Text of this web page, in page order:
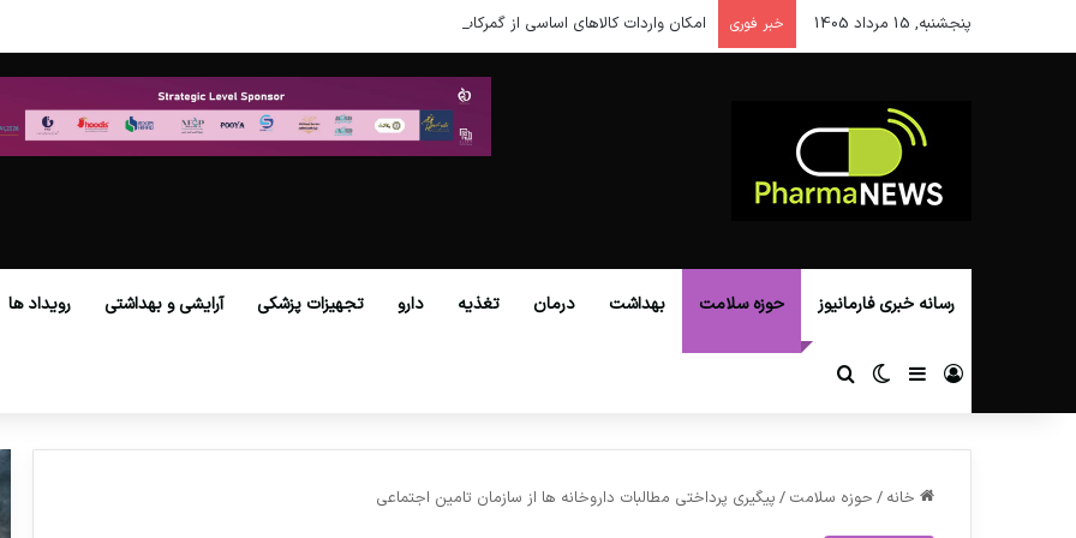
پنجشنبه, 15 مرداد 1405 خبر فوری امکان واردات کالاهای اساسی از گمرکات همه استان‌ها فراهم شد.
رسانه خبری فارمانیوز حوزه سلامت بهداشت درمان تغذیه دارو تجهیزات پزشکی آرایشی و بهداشتی رویداد ها
ورود سایدبارتغییر پوسته
خانه / حوزه سلامت / پیگیری پرداختی مطالبات داروخانه ها از سازمان تامین اجتماعی